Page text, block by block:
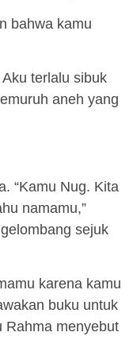
bahwa kamu
terlalu sibuk
aneh yang
“Kamu Nug. Kita
namamu,”
sejuk
karena kamu
buku untuk
Rahma menyebut